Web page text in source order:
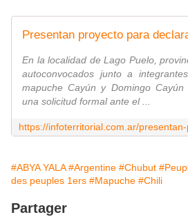
En la localidad de Lago Puelo,
autoconvocados junto a
mapuche Cayún y Domingo Cayún
una solicitud formal ante el ...
#ABYA YALA #Argentine #Chubut
des peuples 1ers #Mapuche #Chili
Partager